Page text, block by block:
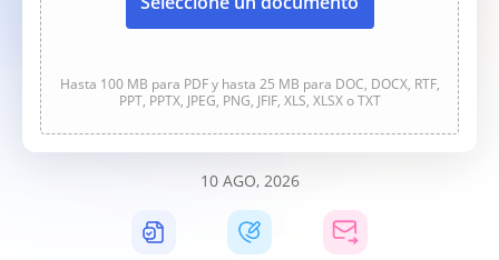
Hasta 100 MB para PDF y hasta 25 MB para DOC, DOCX, RTF,
PPT, PPTX, JPEG, PNG, JFIF, XLS, XLSX o TXT
10 AGO, 2026